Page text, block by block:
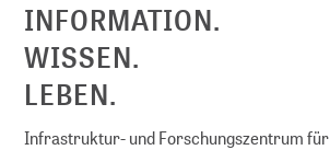
INFORMATION.
WISSEN.
LEBEN.
Infrastruktur- und Forschungszentrum für